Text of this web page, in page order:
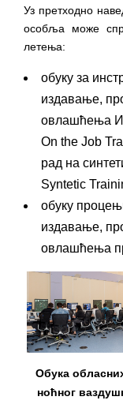
Уз претходно
особља може
летења:
обуку за
издавање,
овлашћења
On the Job
рад на
Syntetic
обуку
издавање,
овлашћења
Обука
ноћног